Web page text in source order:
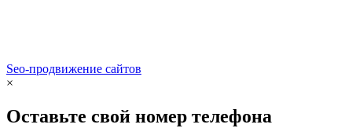
Seo-продвижение сайтов
×
Оставьте свой номер телефона